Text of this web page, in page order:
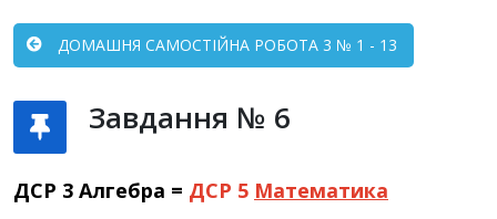
ДОМАШНЯ САМОСТІЙНА РОБОТА 3 № 1 - 13
Завдання № 6
ДСР 3 Алгебра = ДСР 5 Математика